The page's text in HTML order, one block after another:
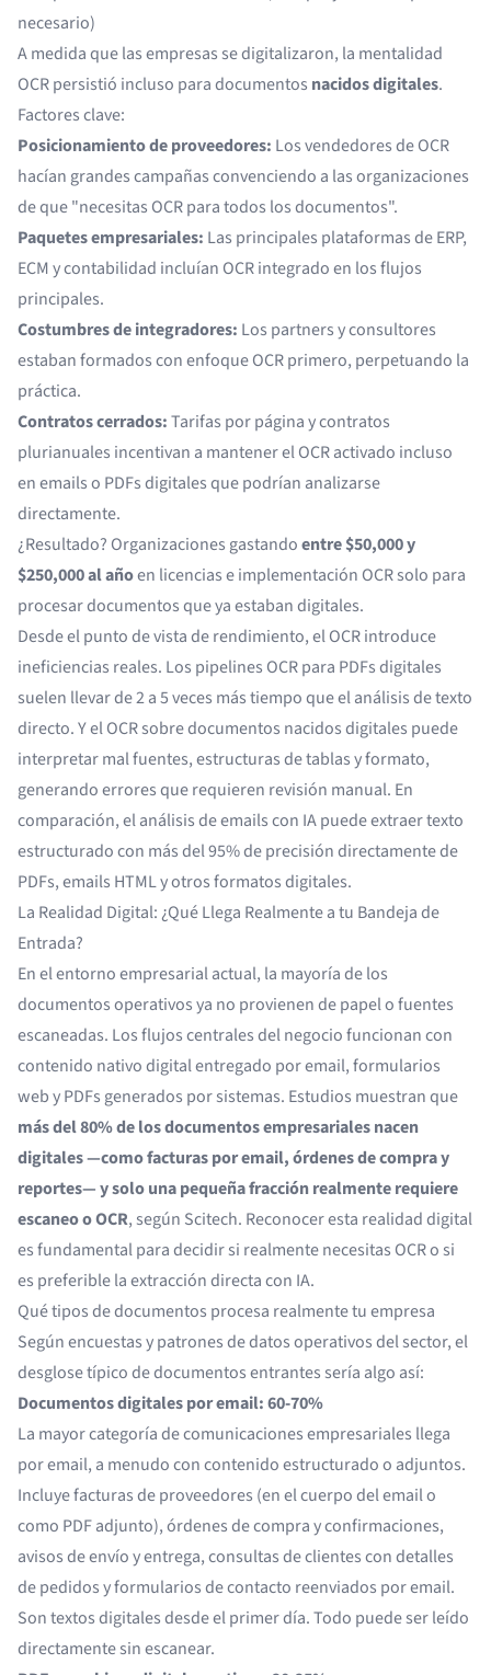
necesario)
A medida que las empresas se digitalizaron, la mentalidad
OCR persistió incluso para documentos nacidos digitales.
Factores clave:
Posicionamiento de proveedores: Los vendedores de OCR
hacían grandes campañas convenciendo a las organizaciones
de que "necesitas OCR para todos los documentos".
Paquetes empresariales: Las principales plataformas de ERP,
ECM y contabilidad incluían OCR integrado en los flujos
principales.
Costumbres de integradores: Los partners y consultores
estaban formados con enfoque OCR primero, perpetuando la
práctica.
Contratos cerrados:Tarifas por página y contratos
plurianuales incentivan a mantener el OCR activado incluso
en emails o PDFs digitales que podrían analizarse
directamente.
¿Resultado? Organizaciones gastandoentre $50,000 y
$250,000 al añoen licencias e implementación OCR solo para
procesar documentos que ya estaban digitales.
Desde el punto de vista de rendimiento, el OCR introduce
ineficiencias reales. Los pipelines OCR para PDFs digitales
suelen llevar de 2 a 5 veces más tiempo que el análisis de texto
directo. Y el OCR sobre documentos nacidos digitales puede
interpretar mal fuentes, estructuras de tablas y formato,
generando errores que requieren revisión manual. En
comparación, el análisis de emails con IA puede extraer texto
estructurado con más del 95% de precisión directamente de
PDFs, emails HTML y otros formatos digitales.
La Realidad Digital: ¿Qué Llega Realmente a tu Bandeja de
Entrada?
En el entorno empresarial actual, la mayoría de los
documentos operativos ya no provienen de papel o fuentes
escaneadas. Los flujos centrales del negocio funcionan con
contenido nativo digital entregado por email, formularios
web y PDFs generados por sistemas. Estudios muestran que
más del 80% de los documentos empresariales nacen
digitales —como facturas por email, órdenes de compra y
reportes— y solo una pequeña fracción realmente requiere
escaneo o OCR, según Scitech. Reconocer esta realidad digital
es fundamental para decidir si realmente necesitas OCR o si
es preferible la extracción directa con IA.
Qué tipos de documentos procesa realmente tu empresa
Según encuestas y patrones de datos operativos del sector, el
desglose típico de documentos entrantes sería algo así:
Documentos digitales por email: 60-70%
La mayor categoría de comunicaciones empresariales llega
por email, a menudo con contenido estructurado o adjuntos.
Incluyefacturas de proveedores (en el cuerpo del email o
como PDF adjunto), órdenes de compra y confirmaciones,
avisos de envío y entrega, consultas de clientes con detalles
de pedidos y formularios de contacto reenviados por email.
Son textos digitales desde el primer día. Todo puede ser leído
directamente sin escanear.